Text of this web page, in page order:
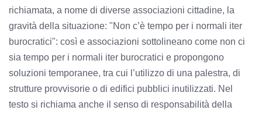
richiamata, a nome di diverse associazioni cittadine, la
gravità della situazione: "Non c’è tempo per i normali iter
burocratici": così e associazioni sottolineano come non ci
sia tempo per i normali iter burocratici e propongono
soluzioni temporanee, tra cui l’utilizzo di una palestra, di
strutture provvisorie o di edifici pubblici inutilizzati. Nel
testo si richiama anche il senso di responsabilità della